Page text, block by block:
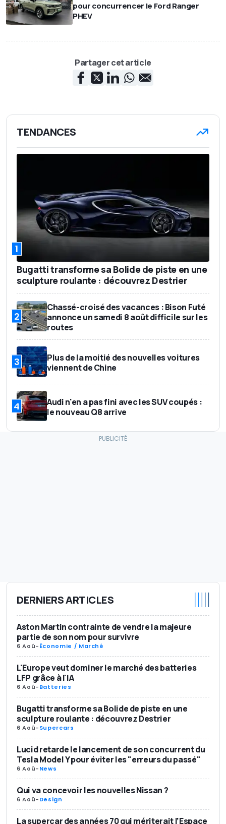
pour concurrencer le Ford Ranger
PHEV
Partager cet article
TENDANCES
1
Bugatti transforme sa Bolide de piste en une
sculpture roulante : découvrez Destrier
2
Chassé-croisé des vacances : Bison Futé
annonce un samedi 8 août difficile sur les
routes
3
Plus de la moitié des nouvelles voitures
viennent de Chine
4
Audi n'en a pas fini avec les SUV coupés :
le nouveau Q8 arrive
DERNIERS ARTICLES
Aston Martin contrainte de vendre la majeure
partie de son nom pour survivre
6 Aoû-Économie / Marché
L'Europe veut dominer le marché des batteries
LFP grâce à l'IA
6 Aoû-Batteries
Bugatti transforme sa Bolide de piste en une
sculpture roulante : découvrez Destrier
6 Aoû-Supercars
Lucid retarde le lancement de son concurrent du
Tesla Model Y pour éviter les "erreurs du passé"
6 Aoû-News
Qui va concevoir les nouvelles Nissan ?
6 Aoû-Design
La supercar des années 70 qui mériterait l’Espace